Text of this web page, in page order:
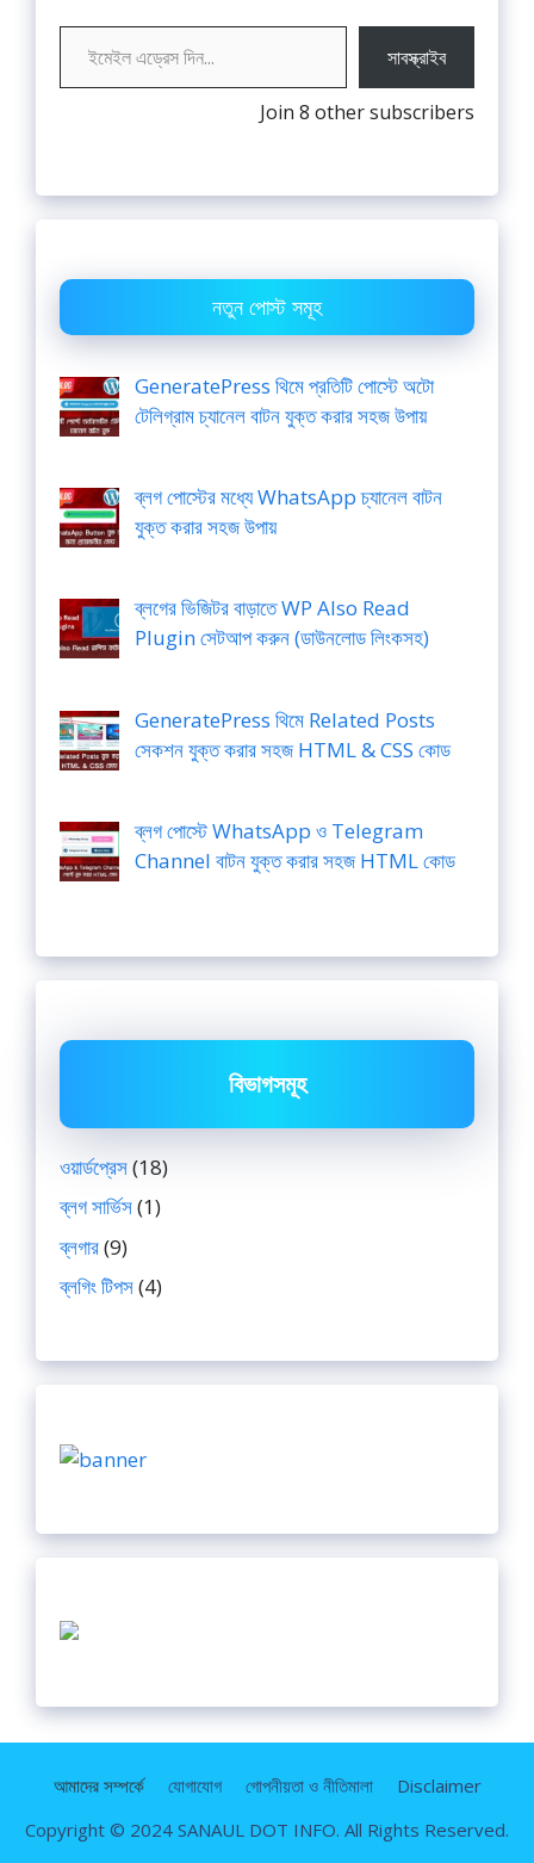
ইমেইল এড্রেস দিন...
সাবস্ক্রাইব
Join 8 other subscribers
নতুন পোস্ট সমূহ
GeneratePress থিমে প্রতিটি পোস্টে অটো
টেলিগ্রাম চ্যানেল বাটন যুক্ত করার সহজ উপায়
ব্লগ পোস্টের মধ্যে WhatsApp চ্যানেল বাটন
যুক্ত করার সহজ উপায়
ব্লগের ভিজিটর বাড়াতে WP Also Read
Plugin সেটআপ করুন (ডাউনলোড লিংকসহ)
GeneratePress থিমে Related Posts
সেকশন যুক্ত করার সহজ HTML & CSS কোড
ব্লগ পোস্টে WhatsApp ও Telegram
Channel বাটন যুক্ত করার সহজ HTML কোড
বিভাগসমূহ
ওয়ার্ডপ্রেস(18)
ব্লগ সার্ভিস(1)
ব্লগার(9)
ব্লগিং টিপস(4)
আমাদের সম্পর্কে যোগাযোগ গোপনীয়তা ও নীতিমালা
Disclaimer
Copyright © 2024 SANAUL DOT INFO. All Rights Reserved.